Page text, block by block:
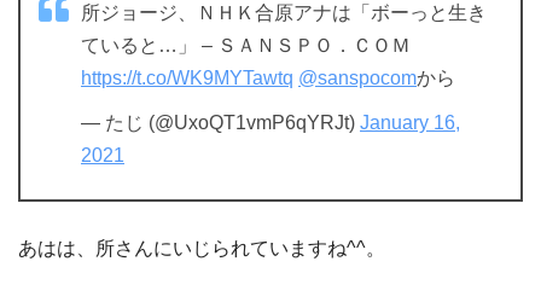
所ジョージ、ＮＨＫ合原アナは「ボーっと生き
ていると…」 – ＳＡＮＳＰＯ．ＣＯＭ
https://t.co/WK9MYTawtq @sanspocomから
— たじ (@UxoQT1vmP6qYRJt) January 16,
2021
あはは、所さんにいじられていますね^^。